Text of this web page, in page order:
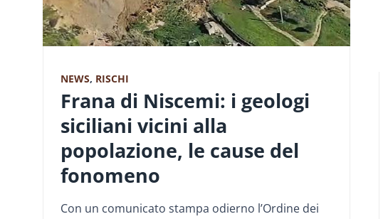
NEWS, RISCHI
Frana di Niscemi: i geologi
siciliani vicini alla
popolazione, le cause del
fonomeno
Con un comunicato stampa odierno l’Ordine dei